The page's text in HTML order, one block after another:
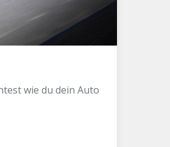
wie du dein Auto